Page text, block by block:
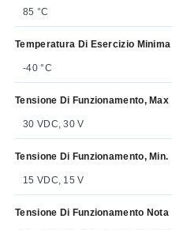
85 °C
Temperatura Di Esercizio Minima
-40 °C
Tensione Di Funzionamento, Max
30 VDC, 30 V
Tensione Di Funzionamento, Min.
15 VDC, 15 V
Tensione Di Funzionamento Nota